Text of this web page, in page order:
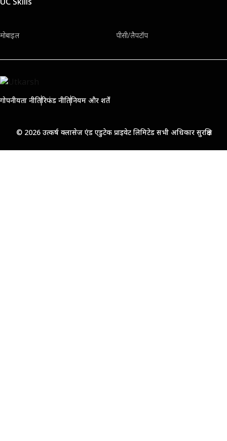
मोबाइल पीसी/लैपटॉप
गोपनीयता नीतिरिफंड नीतिनियम और शर्तें
© 2026 उत्कर्ष क्लासेज एंड एडुटेक प्राइवेट लिमिटेड सभी अधिकार सुरक्षित